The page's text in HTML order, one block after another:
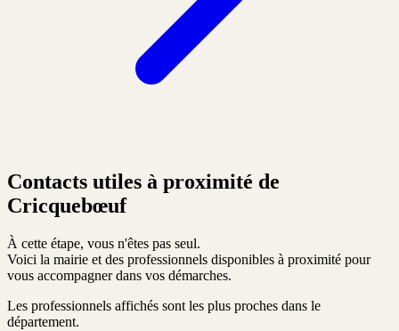
Contacts utiles à proximité de
Cricquebœuf
À cette étape, vous n'êtes pas seul.
Voici la mairie et des professionnels disponibles à proximité pour
vous accompagner dans vos démarches.
Les professionnels affichés sont les plus proches dans le
département.